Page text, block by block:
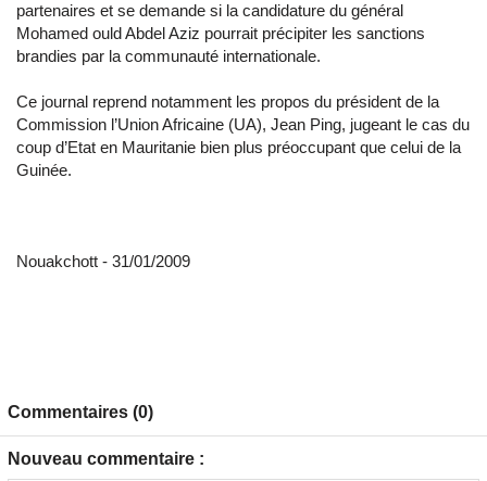
partenaires et se demande si la candidature du général
Mohamed ould Abdel Aziz pourrait précipiter les sanctions
brandies par la communauté internationale.
Ce journal reprend notamment les propos du président de la
Commission l’Union Africaine (UA), Jean Ping, jugeant le cas du
coup d’Etat en Mauritanie bien plus préoccupant que celui de la
Guinée.
Nouakchott - 31/01/2009
Commentaires (0)
Nouveau commentaire :